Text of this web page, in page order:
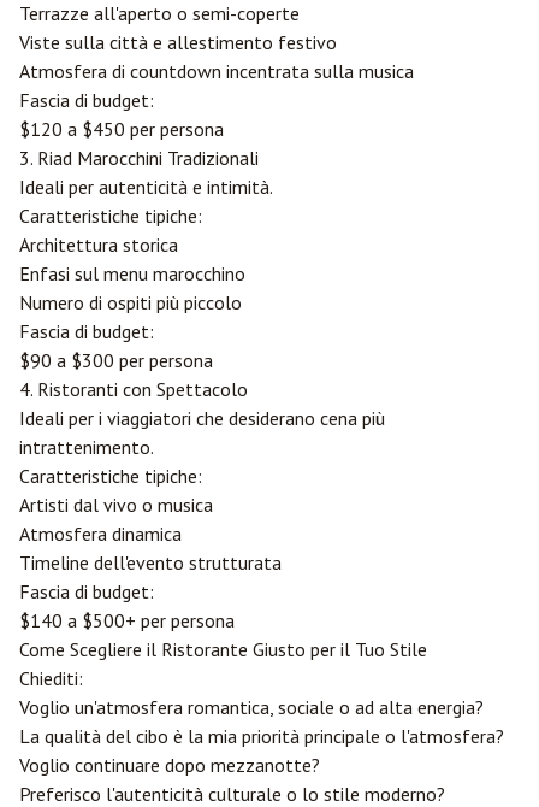
Terrazze all'aperto o semi-coperte
Viste sulla città e allestimento festivo
Atmosfera di countdown incentrata sulla musica
Fascia di budget:
$120 a $450 per persona
3. Riad Marocchini Tradizionali
Ideali per autenticità e intimità.
Caratteristiche tipiche:
Architettura storica
Enfasi sul menu marocchino
Numero di ospiti più piccolo
Fascia di budget:
$90 a $300 per persona
4. Ristoranti con Spettacolo
Ideali per i viaggiatori che desiderano cena più
intrattenimento.
Caratteristiche tipiche:
Artisti dal vivo o musica
Atmosfera dinamica
Timeline dell'evento strutturata
Fascia di budget:
$140 a $500+ per persona
Come Scegliere il Ristorante Giusto per il Tuo Stile
Chiediti:
Voglio un'atmosfera romantica, sociale o ad alta energia?
La qualità del cibo è la mia priorità principale o l'atmosfera?
Voglio continuare dopo mezzanotte?
Preferisco l'autenticità culturale o lo stile moderno?